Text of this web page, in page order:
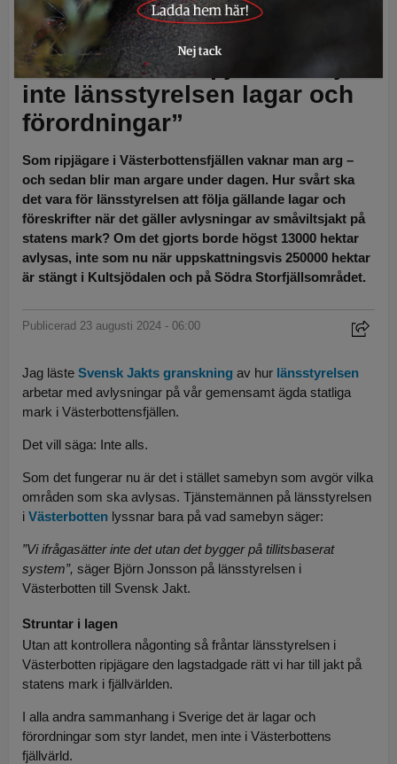
samebyarna kräver ska avlysas från ripjakt, skriver debattören. Foto: Per
Jonsson, Lars-Henrik Andersson
Debatt:
”Inom ripjakten följer
inte länsstyrelsen lagar och
förordningar”
Som ripjägare i Västerbottensfjällen vaknar man arg –
och sedan blir man argare under dagen. Hur svårt ska
det vara för länsstyrelsen att följa gällande lagar och
föreskrifter när det gäller avlysningar av småviltsjakt på
statens mark? Om det gjorts borde högst 13000 hektar
avlysas, inte som nu när uppskattningsvis 250000 hektar
är stängt i Kultsjödalen och på Södra Storfjällsområdet.
Publicerad 23 augusti 2024 - 06:00
Jag läste Svensk Jakts granskning av hur länsstyrelsen
arbetar med avlysningar på vår gemensamt ägda statliga
mark i Västerbottensfjällen.
Det vill säga: Inte alls.
Som det fungerar nu är det i stället samebyn som avgör vilka
områden som ska avlysas. Tjänstemännen på länsstyrelsen
i Västerbotten lyssnar bara på vad samebyn säger:
”Vi ifrågasätter inte det utan det bygger på tillitsbaserat
system”, säger Björn Jonsson på länsstyrelsen i
Västerbotten till Svensk Jakt.
Struntar i lagen
Utan att kontrollera någonting så fråntar länsstyrelsen i
Västerbotten ripjägare den lagstadgade rätt vi har till jakt på
statens mark i fjällvärlden.
I alla andra sammanhang i Sverige det är lagar och
förordningar som styr landet, men inte i Västerbottens
fjällvärld.